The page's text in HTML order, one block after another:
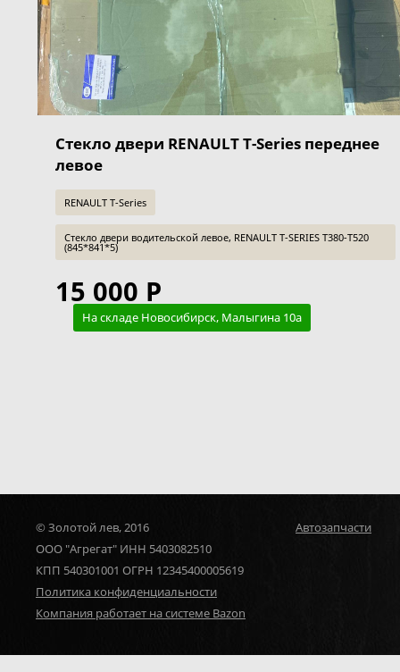
Стекло двери RENAULT T-Series переднее
левое
RENAULT T-Series
Стекло двери водительской левое, RENAULT T-SERIES T380-T520
(845*841*5)
15 000 Р
На складе Новосибирск, Малыгина 10а
© Золотой лев, 2016
ООО "Агрегат" ИНН 5403082510
КПП 540301001 ОГРН 12345400005619
Политика конфиденциальности
Компания работает на системе Bazon
Автозапчасти